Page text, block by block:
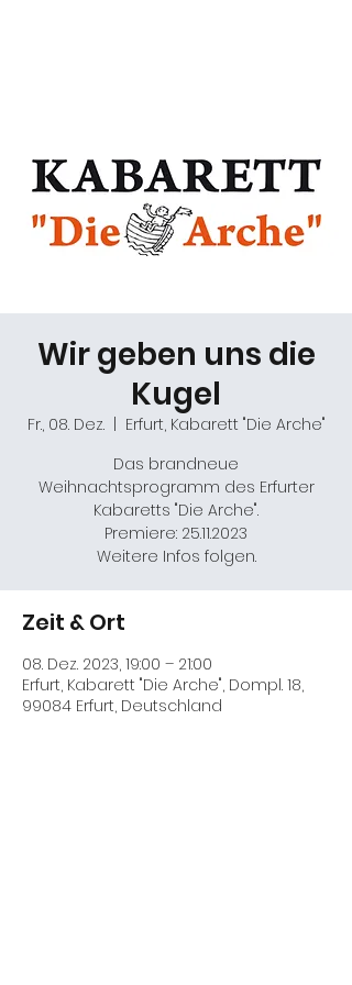
Wir geben uns die
Kugel
Fr., 08. Dez.
  |
Erfurt, Kabarett "Die Arche"
Das brandneue
Weihnachtsprogramm des Erfurter
Kabaretts "Die Arche".
Premiere: 25.11.2023
Weitere Infos folgen.
Zeit & Ort
08. Dez. 2023, 19:00 – 21:00
Erfurt, Kabarett "Die Arche", Dompl. 18,
99084 Erfurt, Deutschland